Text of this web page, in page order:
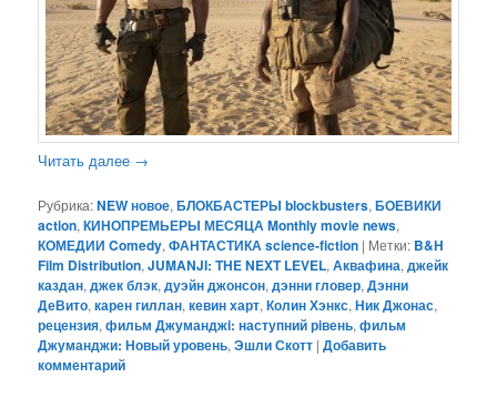
Читать далее →
Рубрика:NEW новое,БЛОКБАСТЕРЫ blockbusters,БОЕВИКИ
action,КИНОПРЕМЬЕРЫ МЕСЯЦА Monthly movie news,
КОМЕДИИ Comedy,ФАНТАСТИКА science-fiction | Метки: B&H
Film Distribution,JUMANJI: THE NEXT LEVEL,Аквафина,джейк
каздан,джек блэк,дуэйн джонсон,дэнни гловер,Дэнни
ДеВито,карен гиллан,кевин харт,Колин Хэнкс,Ник Джонас,
рецензия,фильм Джуманджi: наступний рiвень,фильм
Джуманджи: Новый уровень,Эшли Скотт |Добавить
комментарий